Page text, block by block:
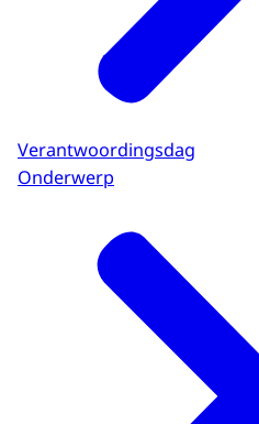
Verantwoordingsdag
Onderwerp